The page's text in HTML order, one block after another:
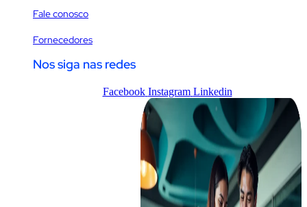
Fale conosco
Fornecedores
Nos siga nas redes
Facebook Instagram Linkedin